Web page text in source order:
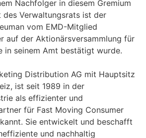
Nachfolger in diesem Gremium
des Verwaltungsrats ist der
vom EMD-Mitglied
auf der Aktionärsversammlung für
in seinem Amt bestätigt wurde.
Distribution AG mit Hauptsitz
ist seit 1989 in der
als effizienter und
für Fast Moving Consumer
Sie entwickelt und beschafft
und nachhaltig